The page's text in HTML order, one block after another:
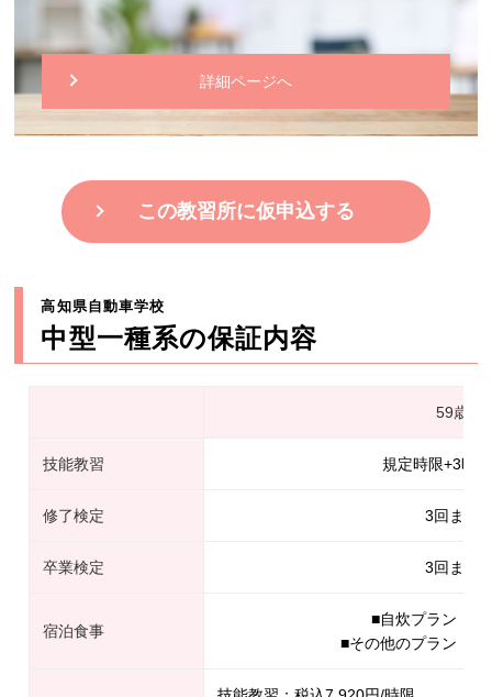
詳細ページへ
この教習所に仮申込する
高知県自動車学校
中型一種系の保証内容
59歳以
技能教習 規定時限+3時
修了検定 3回まで
卒業検定 3回まで
宿泊食事
■自炊プラン：卒
■その他のプラン：